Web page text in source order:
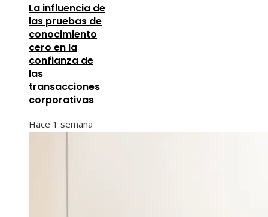
La influencia de
las pruebas de
conocimiento
cero en la
confianza de
las
transacciones
corporativas
Hace 1 semana